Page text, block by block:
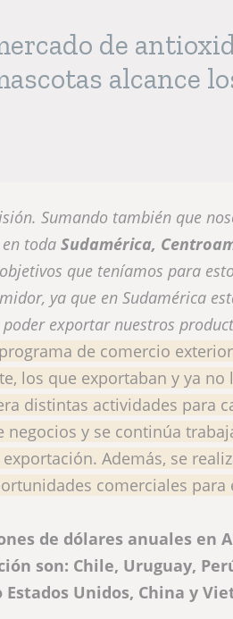
de
alcance
Sumando también que
toda Sudamérica,
que teníamos para
ya que en Sudamérica
exportar nuestros
de comercio
los que exportaban y ya no
distintas actividades para
negocios y se continúa
Además, se
comerciales
de dólares anuales en
son: Chile, Uruguay,
Unidos, China y